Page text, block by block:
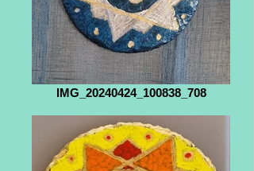
IMG_20240424_100838_708